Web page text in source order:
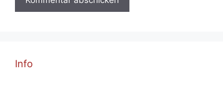
Info